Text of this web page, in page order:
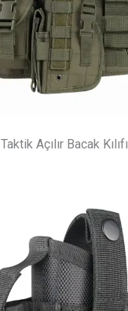
Taktik Açılır Bacak Kılıfı